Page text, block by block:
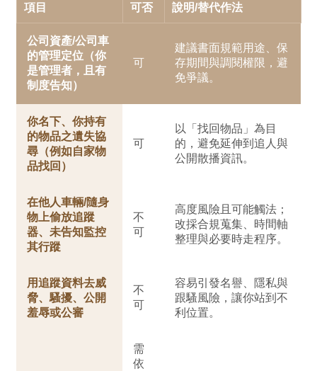
項目 可否 說明/替代作法
公司資產/公司車
的管理定位（你
是管理者，且有
制度告知）
可
建議書面規範用途、保
存期間與調閱權限，避
免爭議。
你名下、你持有
的物品之遺失協
尋（例如自家物
品找回）
可
以「找回物品」為目
的，避免延伸到追人與
公開散播資訊。
在他人車輛/隨身
物上偷放追蹤
器、未告知監控
其行蹤
不
可
高度風險且可能觸法；
改採合規蒐集、時間軸
整理與必要時走程序。
用追蹤資料去威
脅、騷擾、公開
羞辱或公審
不
可
容易引發名譽、隱私與
跟騷風險，讓你站到不
利位置。
需
依